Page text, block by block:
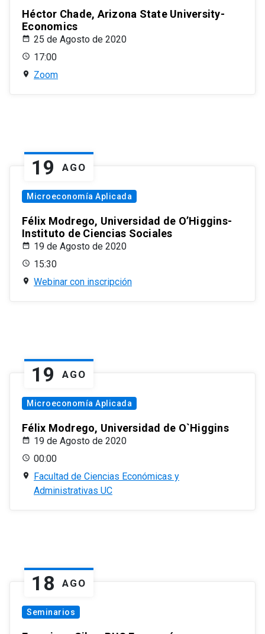
Héctor Chade, Arizona State University-
Economics
25 de Agosto de 2020
17:00
Zoom
19 AGO
Microeconomía Aplicada
Félix Modrego, Universidad de O’Higgins-
Instituto de Ciencias Sociales
19 de Agosto de 2020
15:30
Webinar con inscripción
19 AGO
Microeconomía Aplicada
Félix Modrego, Universidad de O`Higgins
19 de Agosto de 2020
00:00
Facultad de Ciencias Económicas y
Administrativas UC
18 AGO
Seminarios